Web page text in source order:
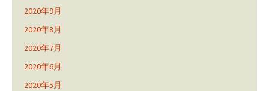
2020年9月
2020年8月
2020年7月
2020年6月
2020年5月